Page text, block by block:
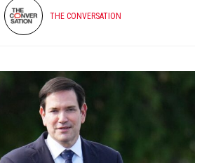
THE CONVERSATION